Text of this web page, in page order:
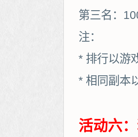
第三名：
注：
* 排行以游
* 相同副本
活动六